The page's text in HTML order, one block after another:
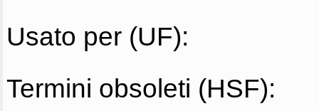
Usato per (UF):
Termini obsoleti (HSF):